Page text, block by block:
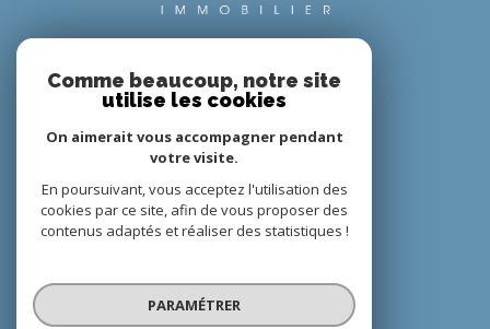
Adhérents
© 2022
Tous droits réservés
Traduction powered by Google
Comme beaucoup, notre site
utilise les cookies
On aimerait vous accompagner pendant
votre visite.
En poursuivant, vous acceptez l'utilisation des
cookies par ce site, afin de vous proposer des
contenus adaptés et réaliser des statistiques !
PARAMÉTRER